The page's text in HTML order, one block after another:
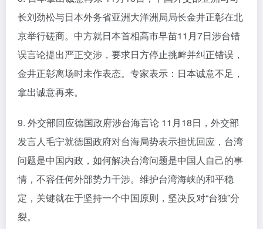
长刘劲松与日本外务省亚洲大洋洲局局长金井正彰在北
京举行磋商。中方就日本首相高市早苗11月7日涉台错
误言论提出严正交涉，要求日方停止挑衅并纠正错误，
金井正彰离场时未作表态。专家表示：日本诚意不足，
拿出诚意再来。
9. 外交部回应德国政府涉台海言论 11月18日，外交部
发言人毛宁就德国政府对台海局势表示担忧回应，台湾
问题是中国内政，如何解决台湾问题是中国人自己的事
情，不容任何外部势力干涉。维护台湾海峡的和平稳
定，关键就在于坚持一个中国原则，坚决反对“台独”分
裂。